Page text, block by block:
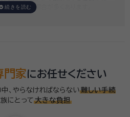
いのか迷う場合が多くあります。
門家にお任せください
、やらなければならない 難しい手続
にとって 大きな負担